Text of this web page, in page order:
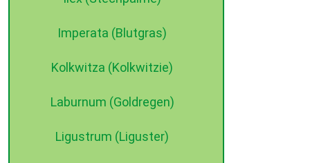
Imperata (Blutgras)
Kolkwitza (Kolkwitzie)
Laburnum (Goldregen)
Ligustrum (Liguster)